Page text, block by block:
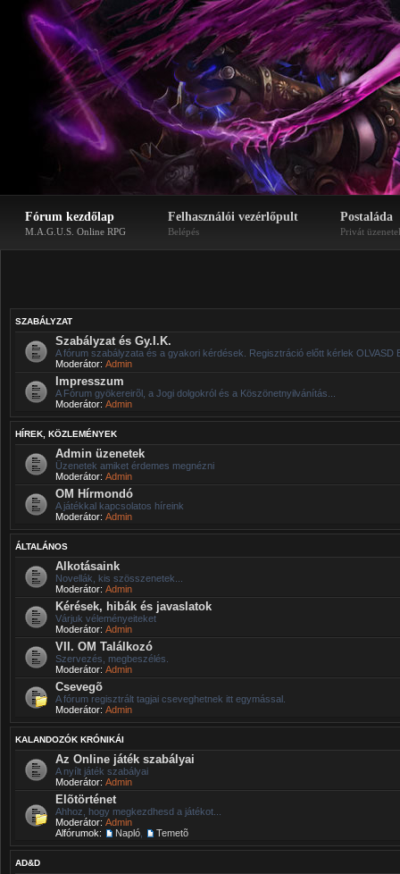
Fórum kezdőlap
M.A.G.U.S. Online RPG
Felhasználói vezérlőpult
Belépés
Postaláda
Privát
SZABÁLYZAT
Szabályzat és Gy.I.K.
A fórum szabályzata és a gyakori kérdések. Regisztráció előtt kérlek OLVASD
Moderátor: Admin
Impresszum
A Fórum gyökereirõl, a Jogi dolgokról és a Köszönetnyilvánítás...
Moderátor: Admin
HÍREK, KÖZLEMÉNYEK
Admin üzenetek
Üzenetek amiket érdemes megnézni
Moderátor: Admin
OM Hírmondó
A játékkal kapcsolatos híreink
Moderátor: Admin
ÁLTALÁNOS
Alkotásaink
Novellák, kis szösszenetek...
Moderátor: Admin
Kérések, hibák és javaslatok
Várjuk véleményeiteket
Moderátor: Admin
VII. OM Találkozó
Szervezés, megbeszélés.
Moderátor: Admin
Csevegõ
A fórum regisztrált tagjai cseveghetnek itt egymással.
Moderátor: Admin
KALANDOZÓK KRÓNIKÁI
Az Online játék szabályai
A nyílt játék szabályai
Moderátor: Admin
Elõtörténet
Ahhoz, hogy megkezdhesd a játékot...
Moderátor: Admin
Alfórumok:
Napló Temetõ
AD&D